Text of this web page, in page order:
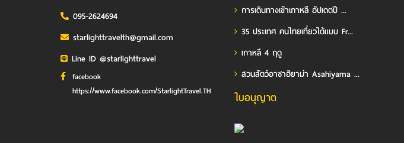
095-2624694
starlighttravelth@gmail.com
Line ID @starlighttravel
facebook
https://www.facebook.com/StarlightTravel.TH
การเดินทางเข้าเกาหลี อัปเดตปี ...
35 ประเทศ คนไทยเที่ยวได้แบบ Fr...
เกาหลี 4 ฤดู
สวนสัตว์อาซาฮิยาม่า Asahiyama ...
ใบอนุญาต